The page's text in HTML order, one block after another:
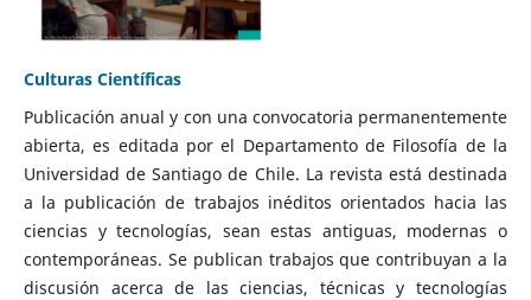
Culturas Científicas
Publicación anual y con una convocatoria permanentemente
abierta, es editada por el Departamento de Filosofía de la
Universidad de Santiago de Chile. La revista está destinada
a la publicación de trabajos inéditos orientados hacia las
ciencias y tecnologías, sean estas antiguas, modernas o
contemporáneas. Se publican trabajos que contribuyan a la
discusión acerca de las ciencias, técnicas y tecnologías